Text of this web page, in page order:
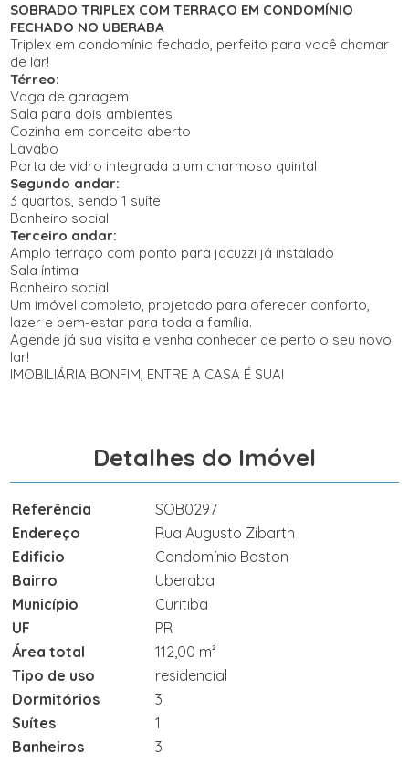
SOBRADO TRIPLEX COM TERRAÇO EM CONDOMÍNIO
FECHADO NO UBERABA
Triplex em condomínio fechado, perfeito para você chamar
de lar!
Térreo:
Vaga de garagem
Sala para dois ambientes
Cozinha em conceito aberto
Lavabo
Porta de vidro integrada a um charmoso quintal
Segundo andar:
3 quartos, sendo 1 suíte
Banheiro social
Terceiro andar:
Amplo terraço com ponto para jacuzzi já instalado
Sala íntima
Banheiro social
Um imóvel completo, projetado para oferecer conforto,
lazer e bem-estar para toda a família.
Agende já sua visita e venha conhecer de perto o seu novo
lar!
IMOBILIÁRIA BONFIM, ENTRE A CASA É SUA!
Detalhes do Imóvel
Referência
SOB0297
Endereço
Rua Augusto Zibarth
Edificio
Condomínio Boston
Bairro
Uberaba
Município
Curitiba
UF
PR
Área total
112,00 m²
Tipo de uso
residencial
Dormitórios
3
Suítes
1
Banheiros
3